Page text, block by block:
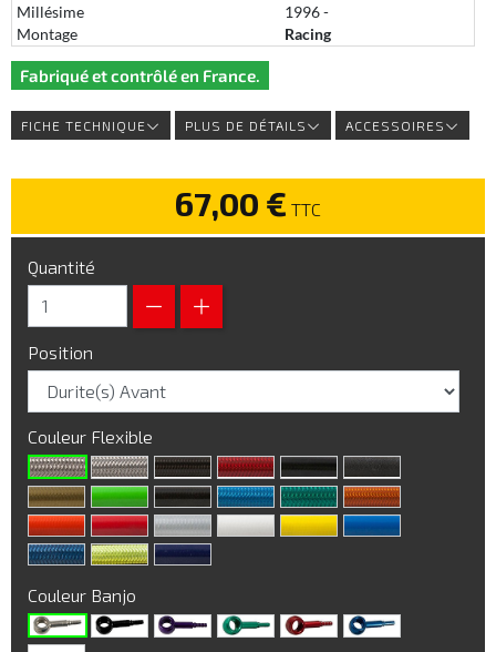
Millésime
1996 -
Montage
Racing
Fabriqué et contrôlé en France.
FICHE TECHNIQUE PLUS DE DÉTAILS ACCESSOIRES
67,00 € TTC
Quantité
Position
Couleur Flexible
Couleur Banjo